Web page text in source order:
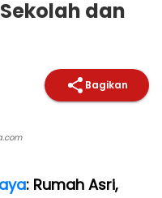
dan
Bagikan
: Rumah Asri,